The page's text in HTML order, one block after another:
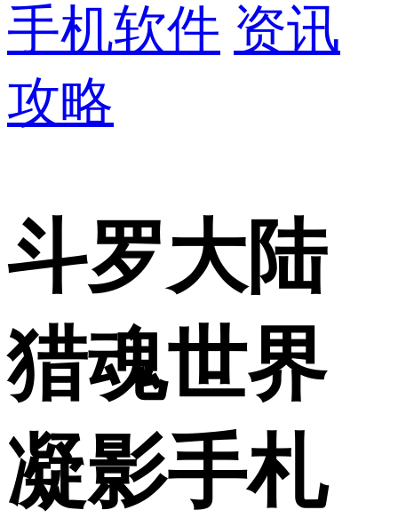
手机软件 资讯
攻略
斗罗大陆
猎魂世界
凝影手札